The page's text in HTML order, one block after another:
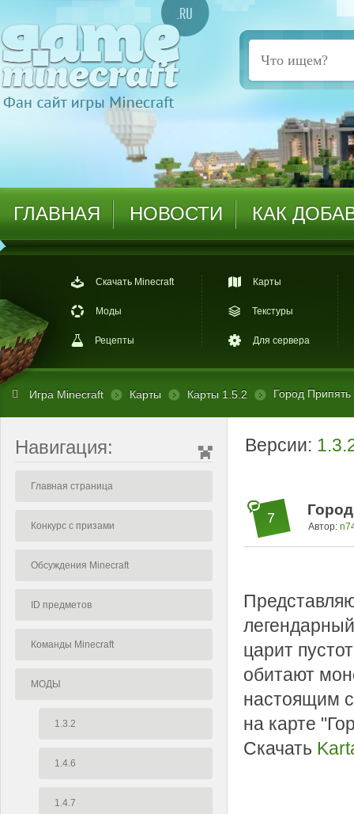
ГЛАВНАЯ НОВОСТИ КАК
Скачать Minecraft
Моды
Рецепты
Карты
Текстуры
Для сервера
Игра Minecraft Карты Карты 1.5.2 Город
Навигация:
Главная страница
Конкурс с призами
Обсуждения Minecraft
ID предметов
Команды Minecraft
МОДЫ
1.3.2
1.4.6
1.4.7
Версии:
7
Автор:
царит
обитают
настоящим
на карте
Скачать